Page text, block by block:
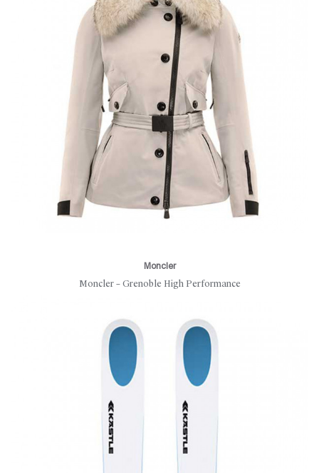
Moncler
Moncler – Grenoble High Performance